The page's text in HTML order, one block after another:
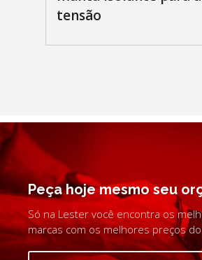
tensão
Peça hoje mesmo seu
Só na Lester você encontra os
marcas com os melhores preços